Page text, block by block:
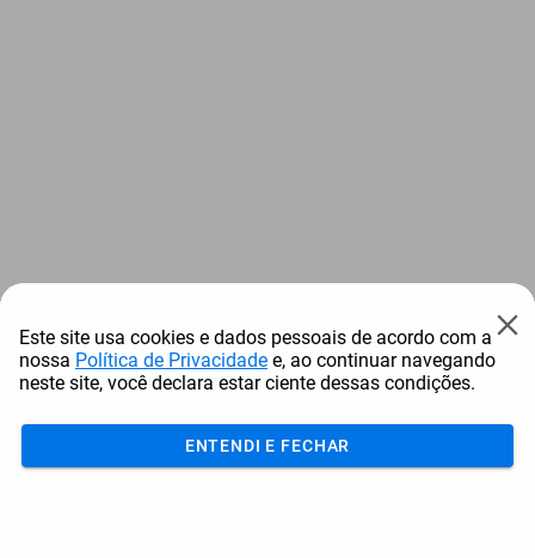
Este site usa cookies e dados pessoais de acordo com a
nossa Política de Privacidade e, ao continuar navegando
neste site, você declara estar ciente dessas condições.
ENTENDI E FECHAR